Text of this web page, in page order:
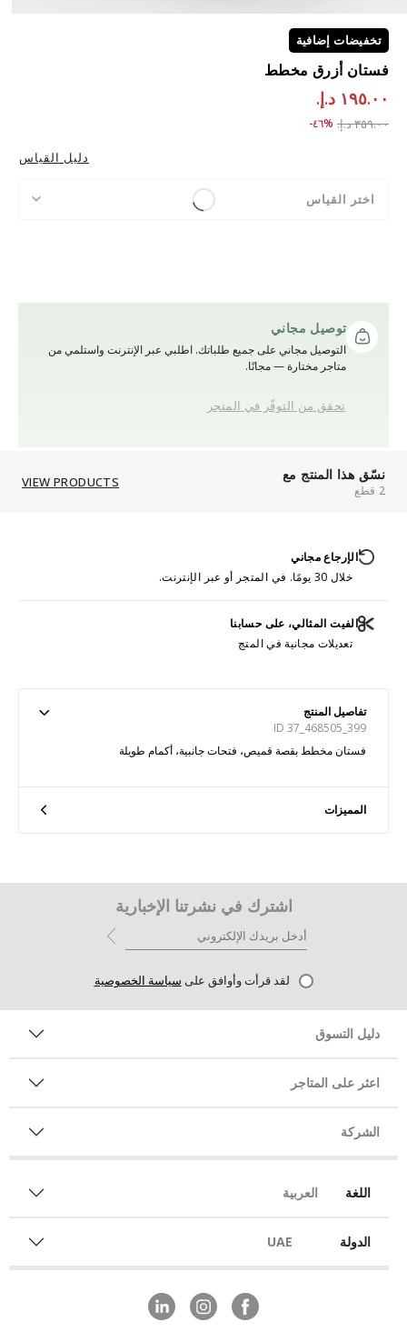
تخفيضات إضافية
فستان أزرق مخطط
١٩٥.٠٠ د.إ.‏
Price reduced from
٣٥٩.٠٠ د.إ.‏ to ١٩٥.٠٠ د.إ.‏%٤٦-
دليل القياس
اختر القياس
توصيل مجاني
التوصيل مجاني على جميع طلباتك. اطلبي عبر الإنترنت واستلمي من
متاجر مختارة — مجانًا.
تحقق من التوفّر في المتجر
نسّق هذا المنتج مع
2 قطع
VIEW PRODUCTS
الإرجاع مجاني
خلال 30 يومًا. في المتجر أو عبر الإنترنت.
الفيت المثالي، على حسابنا
تعديلات مجانية في المتج
تفاصيل المنتج
ID 37_468505_399
فستان مخطط بقصة قميص، فتحات جانبية، أكمام طويلة
المميزات
اشترك في نشرتنا الإخبارية
لقد قرأت وأوافق على سياسة الخصوصية
دليل التسوق
اعثر على المتاجر
الشركة
اللغة العربية
الدولة UAE